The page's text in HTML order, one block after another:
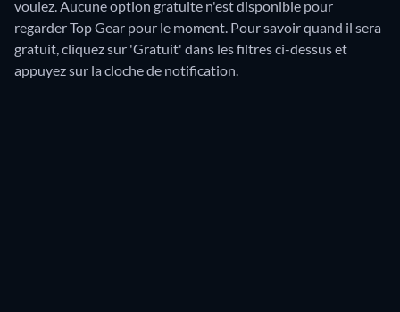
voulez.Aucune option gratuite n'est disponible pour
regarder Top Gear pour le moment. Pour savoir quand il sera
gratuit, cliquez sur 'Gratuit' dans les filtres ci-dessus et
appuyez sur la cloche de notification.